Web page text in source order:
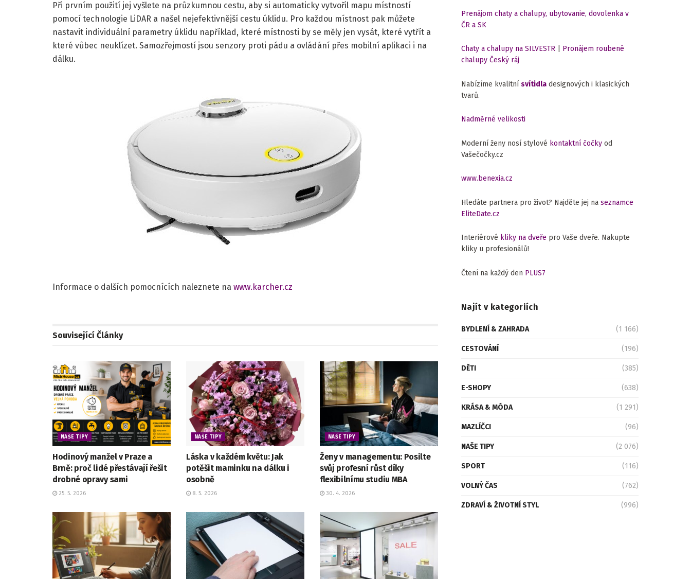
Při prvním použití jej vyšlete na průzkumnou cestu, aby si automaticky vytvořil mapu místností
pomocí technologie LiDAR a našel nejefektivnější cestu úklidu. Pro každou místnost pak můžete
nastavit individuální parametry úklidu například, které místnosti by se měly jen vysát, které vytřít a
které vůbec neuklízet. Samozřejmostí jsou senzory proti pádu a ovládání přes mobilní aplikaci i na
dálku.
Informace o dalších pomocnících naleznete na www.karcher.cz
Související Články
NAŠE TIPY
Hodinový manžel v Praze a
Brně: proč lidé přestávají řešit
drobné opravy sami
25. 5. 2026
NAŠE TIPY
Láska v každém květu: Jak
potěšit maminku na dálku i
osobně
8. 5. 2026
NAŠE TIPY
Ženy v managementu: Posilte
svůj profesní růst díky
flexibilnímu studiu MBA
30. 4. 2026
Prenájom chaty a chalupy, ubytovanie, dovolenka v
ČR a SK
Chaty a chalupy na SILVESTR
Pronájem roubené
chalupy Český ráj
Nabízíme kvalitní svítidla designových i klasických
tvarů.
Nadměrné velikosti
Moderní ženy nosí stylové kontaktní čočky od
Vašečočky.cz
www.benexia.cz
Hledáte partnera pro život? Najděte jej na seznamce
EliteDate.cz
Interiérové kliky na dveře pro Vaše dveře. Nakupte
kliky u profesionálů!
Čtení na každý den PLUS7
Najít v kategoriích
BYDLENÍ & ZAHRADA (1 166)
CESTOVÁNÍ (196)
DĚTI (385)
E-SHOPY (638)
KRÁSA & MÓDA (1 291)
MAZLÍČCI (96)
NAŠE TIPY (2 076)
SPORT (116)
VOLNÝ ČAS (762)
ZDRAVÍ & ŽIVOTNÍ STYL (996)